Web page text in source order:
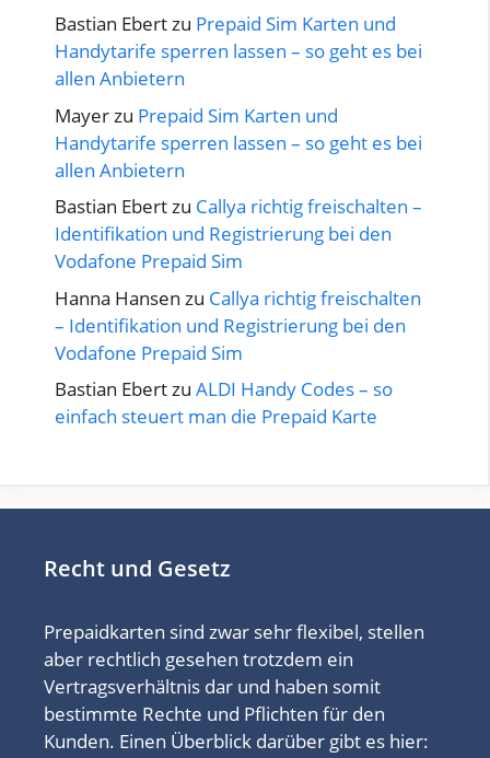
Bastian Ebertzu Prepaid Sim Karten und
Handytarife sperren lassen – so geht es bei
allen Anbietern
Mayer zu Prepaid Sim Karten und
Handytarife sperren lassen – so geht es bei
allen Anbietern
Bastian Ebertzu Callya richtig freischalten –
Identifikation und Registrierung bei den
Vodafone Prepaid Sim
Hanna Hansen zu Callya richtig freischalten
– Identifikation und Registrierung bei den
Vodafone Prepaid Sim
Bastian Ebertzu ALDI Handy Codes – so
einfach steuert man die Prepaid Karte
Recht und Gesetz
Prepaidkarten sind zwar sehr flexibel, stellen
aber rechtlich gesehen trotzdem ein
Vertragsverhältnis dar und haben somit
bestimmte Rechte und Pflichten für den
Kunden. Einen Überblick darüber gibt es hier: